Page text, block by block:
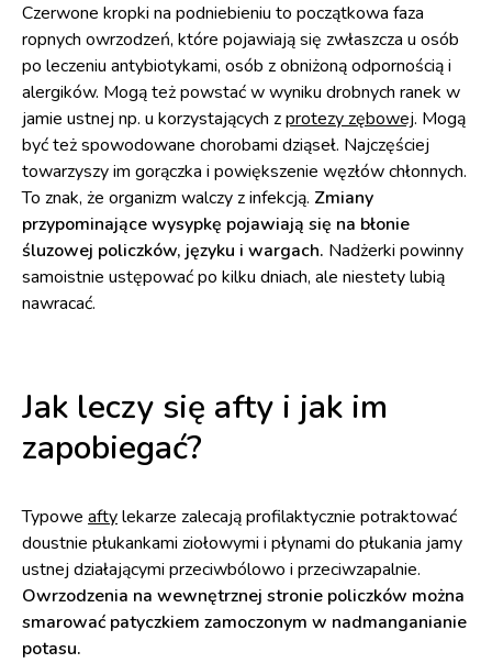
Czerwone kropki na podniebieniu to początkowa faza
ropnych owrzodzeń, które pojawiają się zwłaszcza u osób
po leczeniu antybiotykami, osób z obniżoną odpornością i
alergików. Mogą też powstać w wyniku drobnych ranek w
jamie ustnej np. u korzystających zprotezy zębowej. Mogą
być też spowodowane chorobami dziąseł. Najczęściej
towarzyszy im gorączka i powiększenie węzłów chłonnych.
To znak, że organizm walczy z infekcją. Zmiany
przypominające wysypkę pojawiają się na błonie
śluzowej policzków, języku i wargach. Nadżerki powinny
samoistnie ustępować po kilku dniach, ale niestety lubią
nawracać.
Jak leczy się afty i jak im
zapobiegać?
Typowe aftylekarze zalecają profilaktycznie potraktować
doustnie płukankami ziołowymi i płynami do płukania jamy
ustnej działającymi przeciwbólowo i przeciwzapalnie.
Owrzodzenia na wewnętrznej stronie policzków można
smarować patyczkiem zamoczonym w nadmanganianie
potasu.